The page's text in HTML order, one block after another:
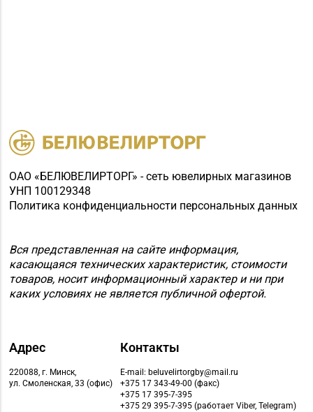
ОАО «БЕЛЮВЕЛИРТОРГ» - сеть ювелирных магазинов
УНП 100129348
Политика конфиденциальности персональных данных
Вся представленная на сайте информация,
касающаяся технических характеристик, стоимости
товаров, носит информационный характер и ни при
каких условиях не является публичной офертой.
Адрес
220088, г. Минск,
ул. Смоленская, 33 (офис)
Контакты
E-mail: beluvelirtorgby@mail.ru
+375 17 343-49-00 (факс)
+375 17 395-7-395
+375 29 395-7-395 (работает Viber, Telegram)